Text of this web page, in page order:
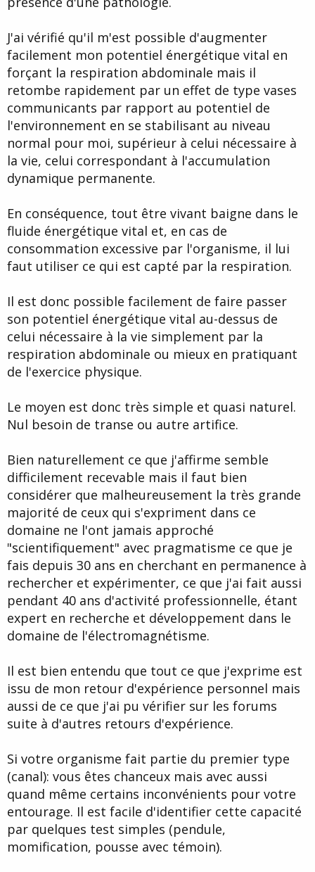
J'ai vérifié qu'il m'est possible d'augmenter
facilement mon potentiel énergétique vital en
forçant la respiration abdominale mais il
retombe rapidement par un effet de type vases
communicants par rapport au potentiel de
l'environnement en se stabilisant au niveau
normal pour moi, supérieur à celui nécessaire à
la vie, celui correspondant à l'accumulation
dynamique permanente.
En conséquence, tout être vivant baigne dans le
fluide énergétique vital et, en cas de
consommation excessive par l'organisme, il lui
faut utiliser ce qui est capté par la respiration.
Il est donc possible facilement de faire passer
son potentiel énergétique vital au-dessus de
celui nécessaire à la vie simplement par la
respiration abdominale ou mieux en pratiquant
de l'exercice physique.
Le moyen est donc très simple et quasi naturel.
Nul besoin de transe ou autre artifice.
Bien naturellement ce que j'affirme semble
difficilement recevable mais il faut bien
considérer que malheureusement la très grande
majorité de ceux qui s'expriment dans ce
domaine ne l'ont jamais approché
"scientifiquement" avec pragmatisme ce que je
fais depuis 30 ans en cherchant en permanence à
rechercher et expérimenter, ce que j'ai fait aussi
pendant 40 ans d'activité professionnelle, étant
expert en recherche et développement dans le
domaine de l'électromagnétisme.
Il est bien entendu que tout ce que j'exprime est
issu de mon retour d'expérience personnel mais
aussi de ce que j'ai pu vérifier sur les forums
suite à d'autres retours d'expérience.
Si votre organisme fait partie du premier type
(canal): vous êtes chanceux mais avec aussi
quand même certains inconvénients pour votre
entourage. Il est facile d'identifier cette capacité
par quelques test simples (pendule,
momification, pousse avec témoin).